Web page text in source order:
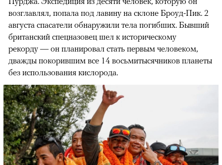
возглавлял, попала под лавину на склоне Броуд-Пик. 2
августа спасатели обнаружили тела погибших. Бывший
британский спецназовец шел к историческому
рекорду — он планировал стать первым человеком,
дважды покорившим все 14 восьмитысячников планеты
без использования кислорода.